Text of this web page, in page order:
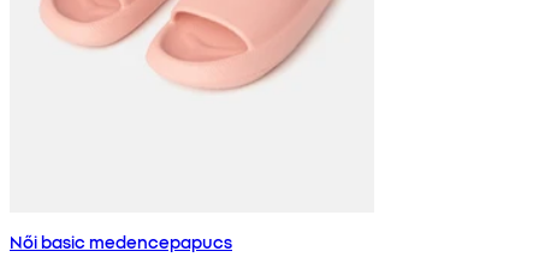
Női basic medencepapucs